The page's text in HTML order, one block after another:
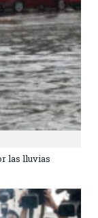
las lluvias